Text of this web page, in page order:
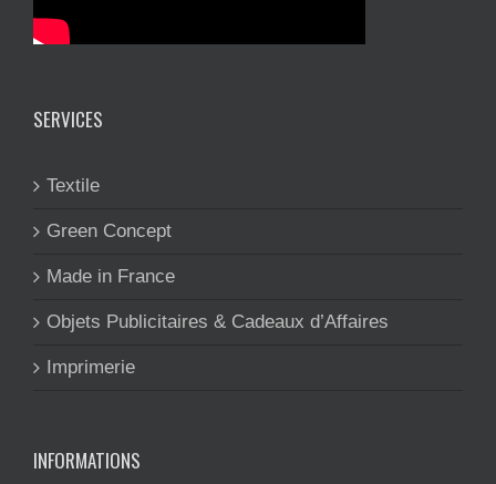
SERVICES
Textile
Green Concept
Made in France
Objets Publicitaires & Cadeaux d’Affaires
Imprimerie
INFORMATIONS